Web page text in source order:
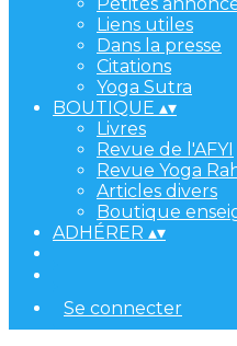
Liens utiles
Dans la presse
Citations
Yoga Sutra
BOUTIQUE ▴▾
Livres
Revue de l'AFYI
Revue Yoga
Articles divers
Boutique
ADHÉRER ▴▾
Se connecter